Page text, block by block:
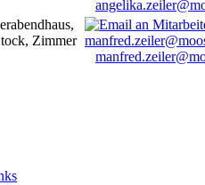
Zimmer